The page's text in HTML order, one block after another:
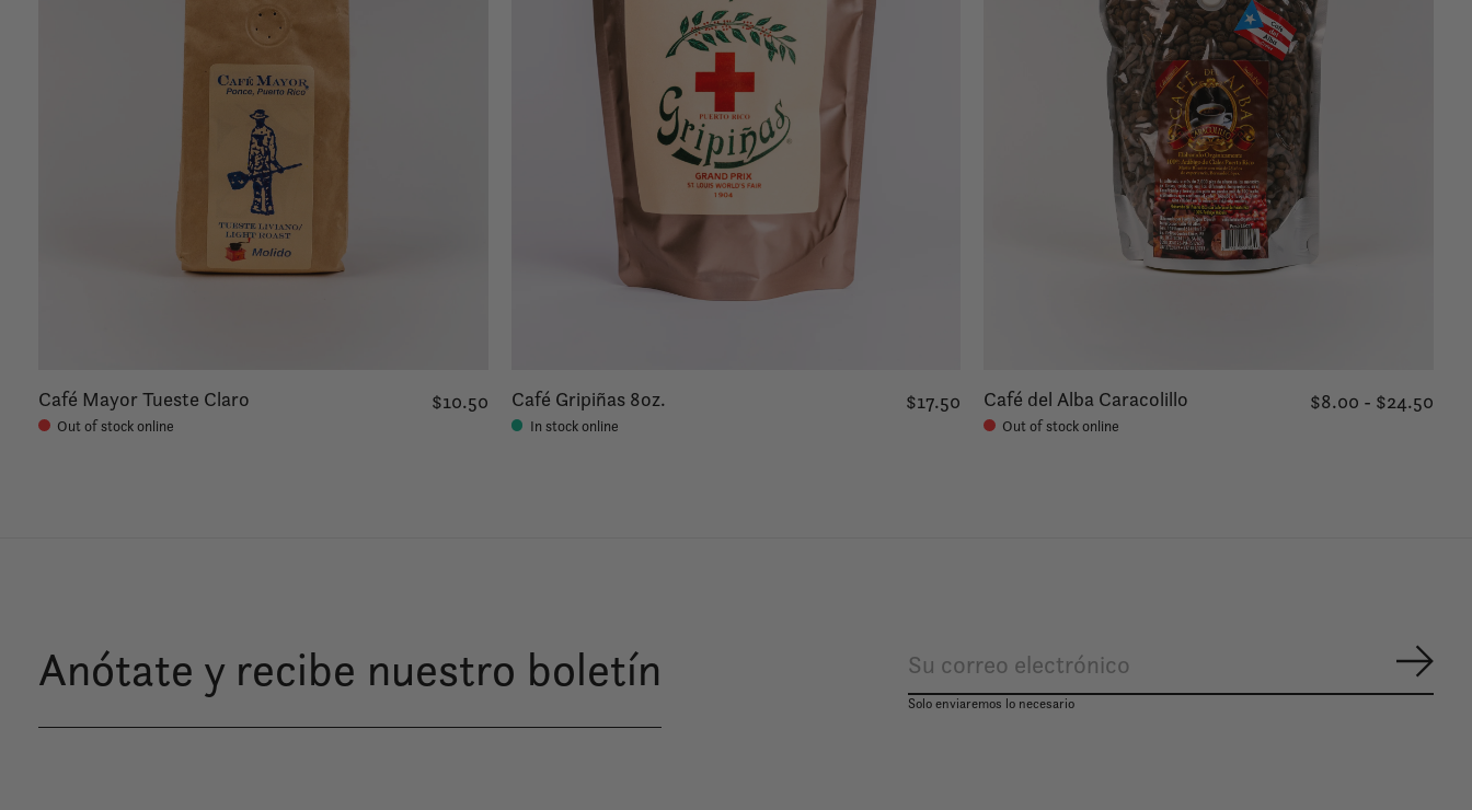
Café Mayor Tueste Claro
Out of stock online
$10.50 Café Gripiñas 8oz.
In stock online
$17.50 Café del Alba Caracolillo
Out of stock online
$8.00 - $24.50
Anótate y recibe nuestro boletín
Solo enviaremos lo necesario